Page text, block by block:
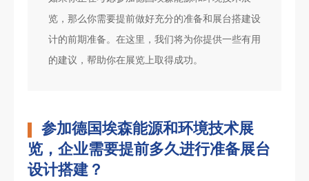
览，那么你需要提前做好充分的准备和展台搭建设
计的前期准备。在这里，我们将为你提供一些有用
的建议，帮助你在展览上取得成功。
参加德国埃森能源和环境技术展
览，企业需要提前多久进行准备展台
设计搭建？